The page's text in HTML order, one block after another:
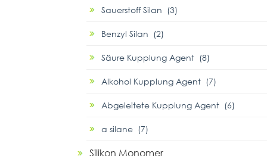
Sauerstoff Silan (3)
Benzyl Silan (2)
Säure Kupplung Agent (8)
Alkohol Kupplung Agent (7)
Abgeleitete Kupplung Agent (6)
α silane (7)
Silikon Monomer